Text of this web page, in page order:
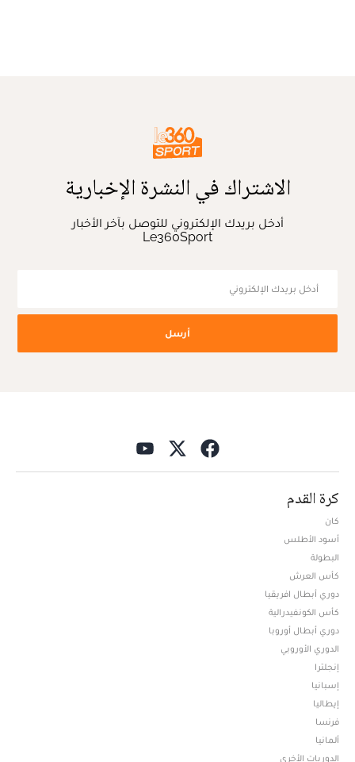
الاشتراك في النشرة الإخبارية
أدخل بريدك الإلكتروني للتوصل بآخر الأخبار
Le360Sport
أرسل
كرة القدم
كان
أسود الأطلس
البطولة
كأس العرش
دوري أبطال افريقيا
كأس الكونفيدرالية
دوري أبطال أوروبا
الدوري الأوروبي
إنجلترا
إسبانيا
إيطاليا
فرنسا
ألمانيا
الدوريات الأخرى